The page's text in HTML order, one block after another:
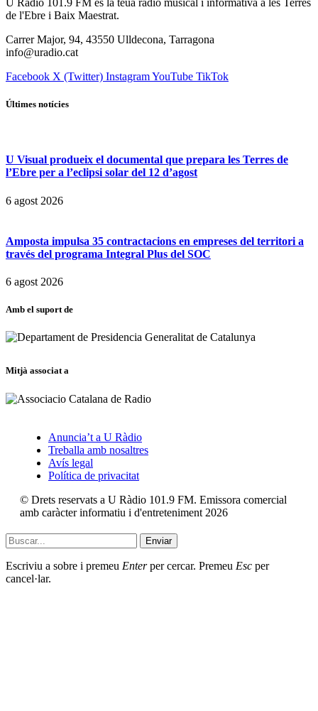
de l'Ebre i Baix Maestrat.
Carrer Major, 94, 43550 Ulldecona, Tarragona
info@uradio.cat
Facebook X (Twitter) InstagramYouTube TikTok
Últimes notícies
U Visual produeix el documental que prepara les Terres de
l’Ebre per a l’eclipsi solar del 12 d’agost
6 agost 2026
Amposta impulsa 35 contractacions en empreses del territori a
través del programa Integral Plus del SOC
6 agost 2026
Amb el suport de
Mitjà associat a
Anuncia’t a U Ràdio
Treballa amb nosaltres
Avís legal
Política de privacitat
© Drets reservats a U Ràdio 101.9 FM. Emissora comercial
amb caràcter informatiu i d'entreteniment 2026
Enviar
Escriviu a sobre i premeu Enterper cercar. Premeu Esc per
cancel·lar.